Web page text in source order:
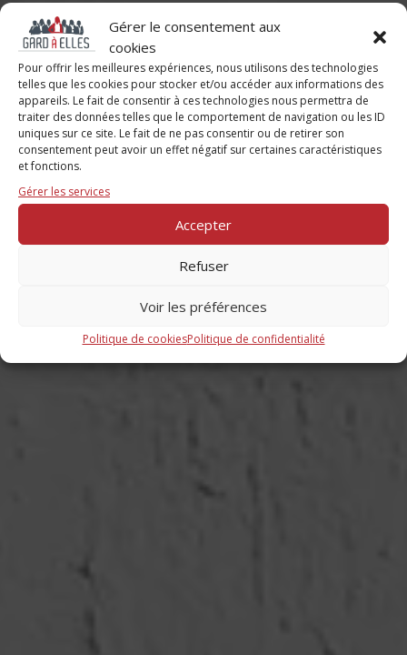
Gérer le consentement aux
cookies
Pour offrir les meilleures expériences, nous utilisons des technologies
telles que les cookies pour stocker et/ou accéder aux informations des
appareils. Le fait de consentir à ces technologies nous permettra de
traiter des données telles que le comportement de navigation ou les ID
uniques sur ce site. Le fait de ne pas consentir ou de retirer son
consentement peut avoir un effet négatif sur certaines caractéristiques
et fonctions.
Gérer les services
Accepter
Refuser
Voir les préférences
Politique de cookiesPolitique de confidentialité
LE RÉSEAU PROFESSIONNEL
AU FÉMININ
Tu veux découvrir Gard A Elles
Tu veux t'inscrire aux soirées